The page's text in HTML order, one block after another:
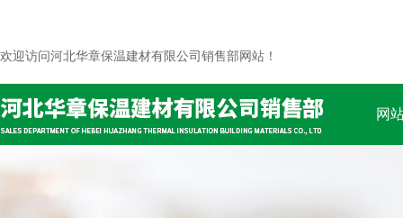
欢迎访问河北华章保温建材有限公司销售部网站！
网